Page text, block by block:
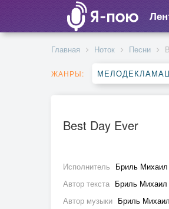
Главная Ноток Песни
ЖАНРЫ:
Best Day Ever
Исполнитель Бриль Михаил
Автор текста Бриль Михаил
Автор музыки Бриль Михаил